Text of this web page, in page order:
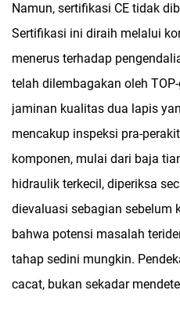
Namun, sertifikasi CE tidak
Sertifikasi ini diraih melalui
menerus terhadap
telah dilembagakan oleh
jaminan kualitas dua lapis
mencakup inspeksi pra-
komponen, mulai dari baja
hidraulik terkecil, diperiksa
dievaluasi sebagian sebelum
bahwa potensi masalah
tahap sedini mungkin.
cacat, bukan sekadar